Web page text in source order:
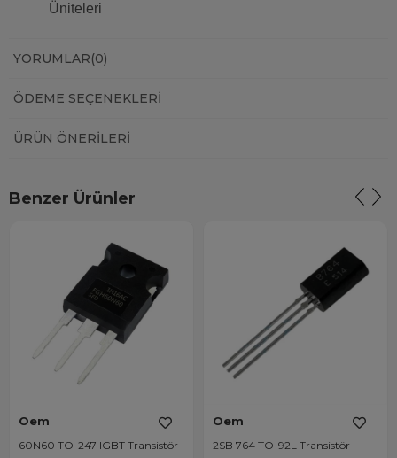
Üniteleri
YORUMLAR(0)
ÖDEME SEÇENEKLERI
ÜRÜN ÖNERILERI
Benzer Ürünler
Oem
60N60 TO-247 IGBT Transistör
Oem
2SB 764 TO-92L Transistör